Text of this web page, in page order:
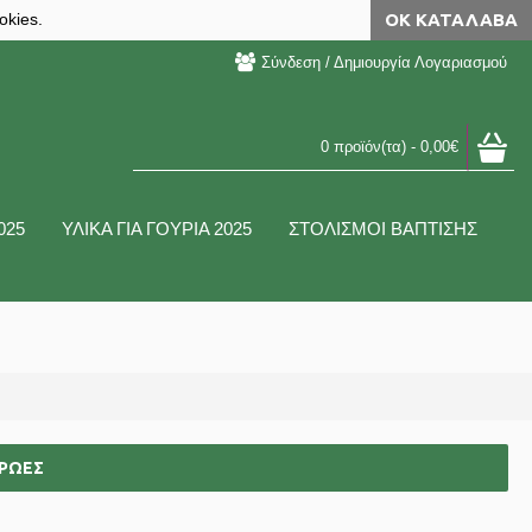
ΟΚ ΚΑΤΆΛΑΒΑ
Σύνδεση / Δημιουργία Λογαριασμού
0 προϊόν(τα) - 0,00€
ΥΛΙΚΑ ΓΙΑ ΓΟΥΡΙΑ 2025 ΣΤΟΛΙΣΜΟΙ ΒΑΠΤΙΣΗΣ